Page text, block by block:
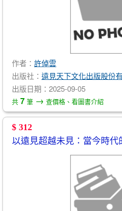
作者： 許倬雲
出版社： 遠見天下文化出版股份
出版日期：2025-09-05
共 7 筆 → 查價格、看圖書介紹
$ 312
以遠見超越未見：當今時